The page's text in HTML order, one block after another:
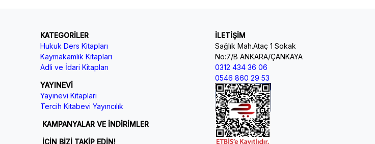
KATEGORİLER
Hukuk Ders Kitapları
Kaymakamlık Kitapları
Adli ve İdari Kitapları
YAYINEVİ
Yayınevi Kitapları
Tercih Kitabevi Yayıncılık
KAMPANYALAR VE İNDİRİMLER
İÇİN BİZİ TAKİP EDİN!
İLETİŞİM
Sağlık Mah.Ataç 1 Sokak
No:7/B ANKARA/ÇANKAYA
0312 434 36 06
0546 860 29 53